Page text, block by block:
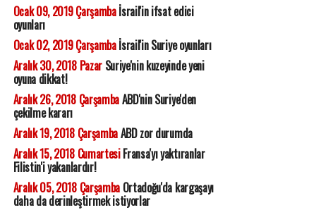
Ocak 09, 2019 Çarşambaİsrail'in ifsat edici
oyunları
Ocak 02, 2019 Çarşambaİsrail'in Suriye oyunları
Aralık 30, 2018 PazarSuriye'nin kuzeyinde yeni
oyuna dikkat!
Aralık 26, 2018 ÇarşambaABD'nin Suriye'den
çekilme kararı
Aralık 19, 2018 ÇarşambaABD zor durumda
Aralık 15, 2018 CumartesiFransa'yı yaktıranlar
Filistin'i yakanlardır!
Aralık 05, 2018 ÇarşambaOrtadoğu'da kargaşayı
daha da derinleştirmek istiyorlar